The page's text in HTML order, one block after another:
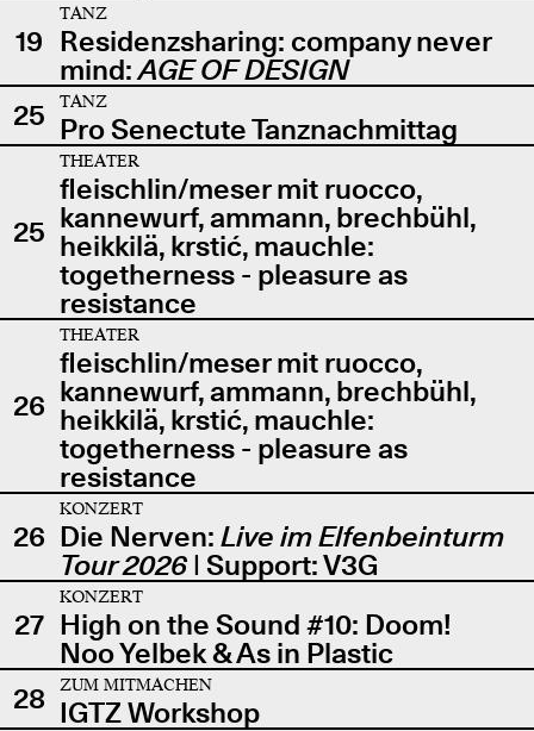
19
TANZ
Residenzsharing: company never
mind:AGE OF DESIGN
25
TANZ
Pro Senectute Tanznachmittag
25
THEATER
fleischlin/meser mit ruocco,
kannewurf, ammann, brechbühl,
heikkilä, krstić, mauchle:
togetherness - pleasure as
resistance
26
THEATER
fleischlin/meser mit ruocco,
kannewurf, ammann, brechbühl,
heikkilä, krstić, mauchle:
togetherness - pleasure as
resistance
26
KONZERT
Die Nerven: Live im Elfenbeinturm
Tour 2026| Support: V3G
27
KONZERT
High on the Sound #10: Doom!
Noo Yelbek & As in Plastic
28
ZUM MITMACHEN
IGTZ Workshop